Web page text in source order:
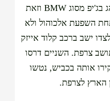
בתאונת פגע וברח. אריק נהג בג'יפ מסוג BMW וזאת
השפעת אלכוהול ולא
ישב ברכב קלוד אייזק
צרפת. השניים דרסו
אותה בכביש, נטשו
הארץ לצרפת.